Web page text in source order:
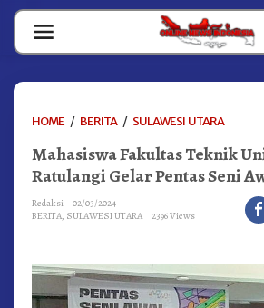
Skip
content
HOME / BERITA / SULAWESI UTARA
TEKNIK
SAM
GELAR
AWAL
Mahasiswa Fakultas Teknik
Ratulangi Gelar Pentas Seni
Redaksi
02/03/2024
BERITA, SULAWESI UTARA 2396 Views